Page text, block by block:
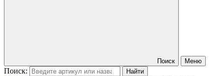
Поиск Меню
Поиск: